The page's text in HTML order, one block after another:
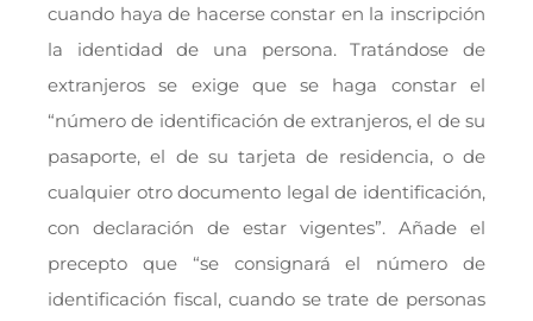
cuando haya de hacerse constar en la inscripción
la identidad de una persona. Tratándose de
extranjeros se exige que se haga constar el
“número de identificación de extranjeros, el de su
pasaporte, el de su tarjeta de residencia, o de
cualquier otro documento legal de identificación,
con declaración de estar vigentes”. Añade el
precepto que “se consignará el número de
identificación fiscal, cuando se trate de personas